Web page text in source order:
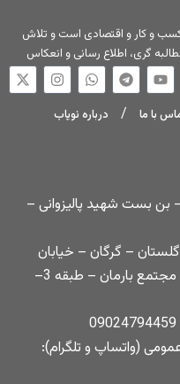
تلاش
–
ولیعصر – عدالت 38– مجتمع بارمان – طبقه 3–